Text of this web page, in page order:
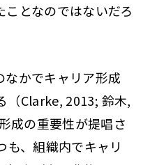
となのではないだろ
なかでキャリア形成
（Clarke, 2013; 鈴木,
成の重要性が提唱さ
も、組織内でキャリ